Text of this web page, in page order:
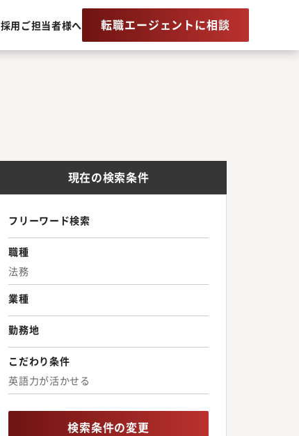
採用ご担当者様へ 転職エージェントに相談
現在の検索条件
フリーワード検索
職種
法務
業種
勤務地
こだわり条件
英語力が活かせる
検索条件の変更